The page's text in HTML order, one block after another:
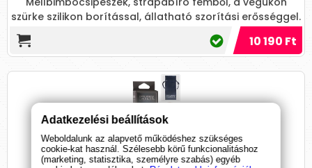
szürke szilikon borítással, állatható szorítási erősséggel.
10 190 Ft
Adatkezelési beállítások
Weboldalunk az alapvető működéshez szükséges
cookie-kat használ. Szélesebb körű funkcionalitáshoz
(marketing, statisztika, személyre szabás) egyéb